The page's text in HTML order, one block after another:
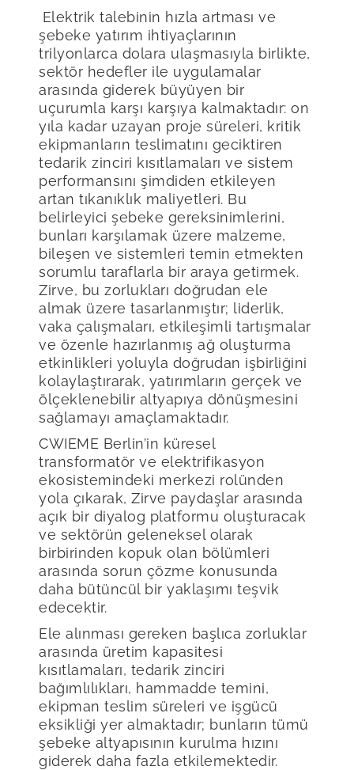
Elektrik talebinin hızla artması ve
şebeke yatırım ihtiyaçlarının
trilyonlarca dolara ulaşmasıyla birlikte,
sektör hedefler ile uygulamalar
arasında giderek büyüyen bir
uçurumla karşı karşıya kalmaktadır: on
yıla kadar uzayan proje süreleri, kritik
ekipmanların teslimatını geciktiren
tedarik zinciri kısıtlamaları ve sistem
performansını şimdiden etkileyen
artan tıkanıklık maliyetleri. Bu
belirleyici şebeke gereksinimlerini,
bunları karşılamak üzere malzeme,
bileşen ve sistemleri temin etmekten
sorumlu taraflarla bir araya getirmek.
Zirve, bu zorlukları doğrudan ele
almak üzere tasarlanmıştır; liderlik,
vaka çalışmaları, etkileşimli tartışmalar
ve özenle hazırlanmış ağ oluşturma
etkinlikleri yoluyla doğrudan işbirliğini
kolaylaştırarak, yatırımların gerçek ve
ölçeklenebilir altyapıya dönüşmesini
sağlamayı amaçlamaktadır.
CWIEME Berlin’in küresel
transformatör ve elektrifikasyon
ekosistemindeki merkezi rolünden
yola çıkarak, Zirve paydaşlar arasında
açık bir diyalog platformu oluşturacak
ve sektörün geleneksel olarak
birbirinden kopuk olan bölümleri
arasında sorun çözme konusunda
daha bütüncül bir yaklaşımı teşvik
edecektir.
Ele alınması gereken başlıca zorluklar
arasında üretim kapasitesi
kısıtlamaları, tedarik zinciri
bağımlılıkları, hammadde temini,
ekipman teslim süreleri ve işgücü
eksikliği yer almaktadır; bunların tümü
şebeke altyapısının kurulma hızını
giderek daha fazla etkilemektedir.